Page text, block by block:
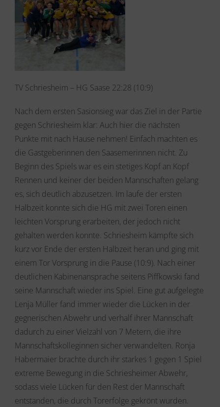
TV Schriesheim – HG Saase 22:28 (10:9)
Nach dem ersten Sasionsieg war das Ziel in der Partie
gegen Schriesheim klar: Auch hier die nächsten
Punkte mit nach Hause nehmen! Einfach machten es
die Gastgeberinnen den Saasemerinnen nicht. Zu
Beginn des Spiels war es ein stetiges Kopf an Kopf
Rennen und keiner der beiden Mannschaften gelang
es, sich deutlich abzusetzen. Im laufe der ersten
Halbzeit konnte sich die HG mit zwei Toren einen
leichten Vorsprung erarbeiten, der jedoch nicht
gehalten werden konnte. Schriesheim kämpfte sich
kurz vor Ende der ersten Halbzeit heran und ging mit
einem Tor Vorsprung in die Pause (10:9). Nach einer
deutlichen Kabinenansprache seitens Piffkowski fand
seine Mannschaft wieder ins Spiel. Eine gut aufgelegte
Lenja Müller fand immer wieder die Lücken in der
gegnerischen Abwehr und verhalf ihrer Mannschaft
dadurch zu einer Vielzahl von 7 Metern, die ihre
Mannschaftskolleginnen sicher verwandelten. Ronja
Habermaier brachte durch ihr starkes 1 gegen 1 Spiel
extreme Bewegung in die Schriesheimer Abwehr,
sodass viele Lücken für den Rest der Mannschaft
entstanden, die durch Torerfolge gekrönt wurden.